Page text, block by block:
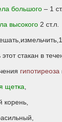
большого – 1
высокого 2 ст.л.
этот стакан в
гипотиреоза
щетка
корень,